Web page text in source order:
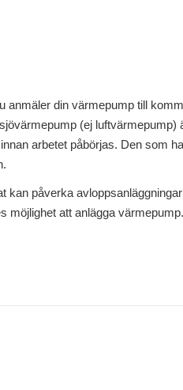
anmäler din värmepump till
(ej luftvärmepump)
arbetet påbörjas. Den som
kan påverka
möjlighet att anlägga värmepump.